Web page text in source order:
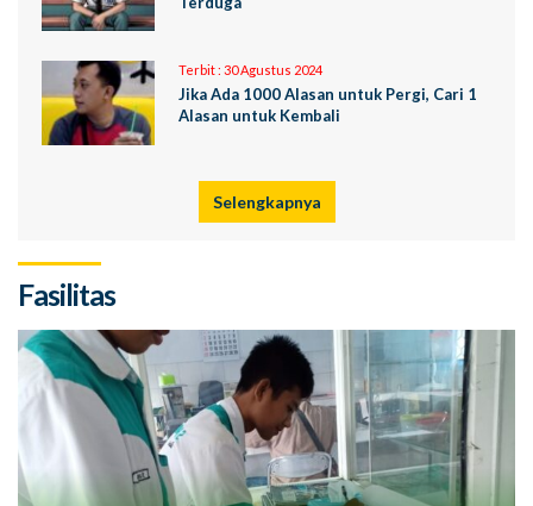
Terbit : 30 Agustus 2024
Jika Ada 1000 Alasan untuk Pergi, Cari 1
Alasan untuk Kembali
Selengkapnya
Fasilitas